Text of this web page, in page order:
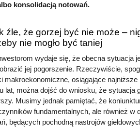
konsolidacją notowań.
źle, że gorzej być nie może –
nie mogło być taniej
wydaje się, że obecna sytuacja
jej pogorszenie. Rzeczywiście,
makroekonomiczne, osiągające
lat, można dojść do wniosku, że sytuacja
Musimy jednak pamiętać, że
fundamentalnych, ale również w
będących pochodną nastrojów